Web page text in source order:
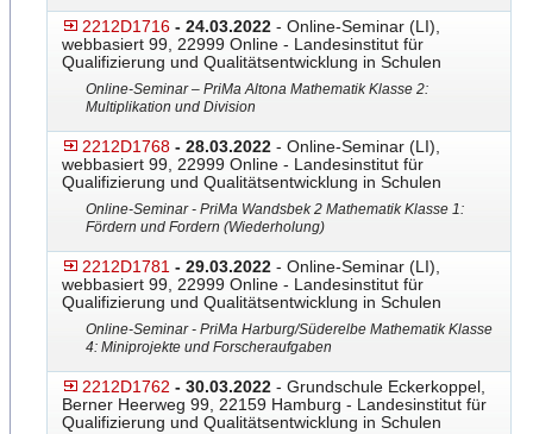
2212D1716 - 24.03.2022 - Online-Seminar (LI),
webbasiert 99, 22999 Online - Landesinstitut für
Qualifizierung und Qualitätsentwicklung in Schulen
Online-Seminar – PriMa Altona Mathematik Klasse 2:
Multiplikation und Division
2212D1768 - 28.03.2022 - Online-Seminar (LI),
webbasiert 99, 22999 Online - Landesinstitut für
Qualifizierung und Qualitätsentwicklung in Schulen
Online-Seminar - PriMa Wandsbek 2 Mathematik Klasse 1:
Fördern und Fordern (Wiederholung)
2212D1781 - 29.03.2022 - Online-Seminar (LI),
webbasiert 99, 22999 Online - Landesinstitut für
Qualifizierung und Qualitätsentwicklung in Schulen
Online-Seminar - PriMa Harburg/Süderelbe Mathematik Klasse
4: Miniprojekte und Forscheraufgaben
2212D1762 - 30.03.2022 - Grundschule Eckerkoppel,
Berner Heerweg 99, 22159 Hamburg - Landesinstitut für
Qualifizierung und Qualitätsentwicklung in Schulen